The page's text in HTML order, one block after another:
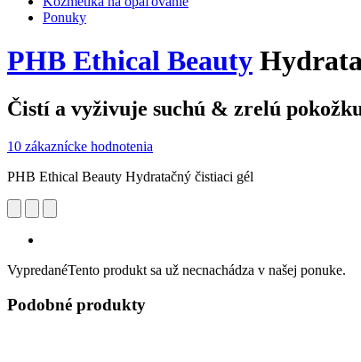
Ponuky
PHB Ethical Beauty
Čistí a vyživuje suchú & zrelú
10 zákaznícke hodnotenia
PHB Ethical Beauty Hydratačný čistiaci gél
VypredanéTento produkt sa už necnachádza v našej ponuke.
Podobné produkty